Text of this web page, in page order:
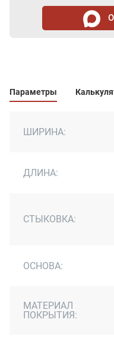
Параметры
ШИРИНА:
ДЛИНА:
СТЫКОВКА:
ОСНОВА:
МАТЕРИАЛ
ПОКРЫТИЯ: